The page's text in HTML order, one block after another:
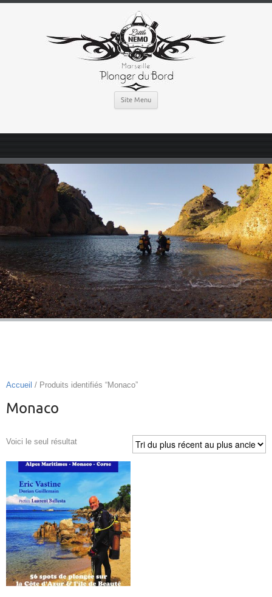
Site Menu
Accueil / Produits identifiés “Monaco”
Monaco
Voici le seul résultat